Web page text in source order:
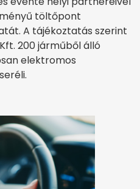
töltőpont
A tájékoztatás szerint
200 járműből álló
elektromos